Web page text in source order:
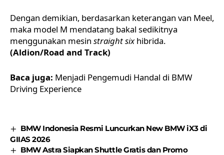
Dengan demikian, berdasarkan keterangan van Meel,
maka model M mendatang bakal sedikitnya
menggunakan mesin straight sixhibrida.
(Aldion/Road and Track)
Baca juga: Menjadi Pengemudi Handal di BMW
Driving Experience
BMW Indonesia Resmi Luncurkan New BMW iX3 di
GIIAS 2026
BMW Astra Siapkan Shuttle Gratis dan Promo